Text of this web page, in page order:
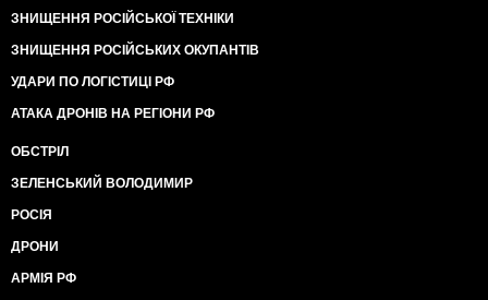
ЗНИЩЕННЯ РОСІЙСЬКОЇ ТЕХНІКИ
ЗНИЩЕННЯ РОСІЙСЬКИХ ОКУПАНТІВ
УДАРИ ПО ЛОГІСТИЦІ РФ
АТАКА ДРОНІВ НА РЕГІОНИ РФ
ОБСТРІЛ
ЗЕЛЕНСЬКИЙ ВОЛОДИМИР
РОСІЯ
ДРОНИ
АРМІЯ РФ